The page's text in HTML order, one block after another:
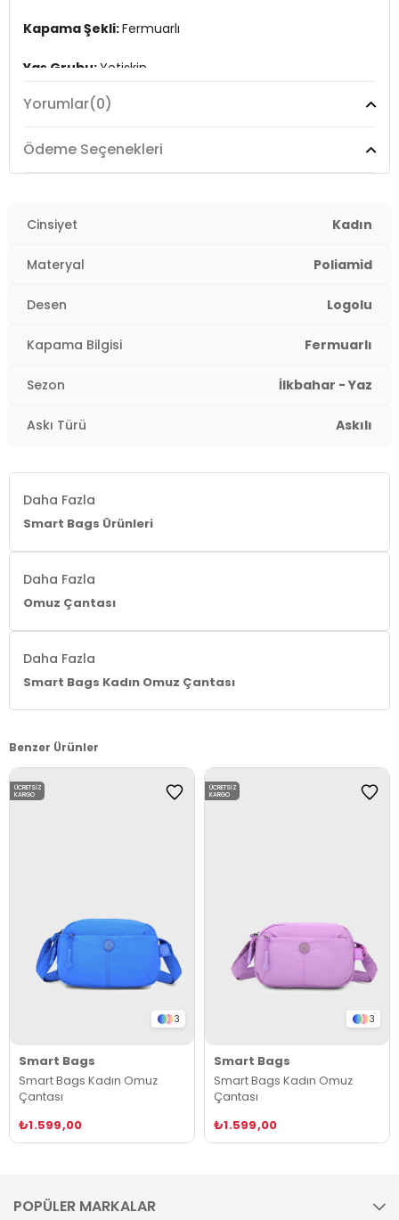
Kapama Şekli:Fermuarlı
Yaş Grubu:Yetişkin
Askı Türü:Sabit saplı , Ayarlanabilir ve Çıkarılabilir Askılı
Menşei: Türkiye
Yorumlar(0)
Ödeme Seçenekleri
Cinsiyet Kadın
Materyal Poliamid
Desen Logolu
Kapama Bilgisi Fermuarlı
Sezon İlkbahar - Yaz
Askı Türü Askılı
Daha Fazla
Smart Bags Ürünleri
Daha Fazla
Omuz Çantası
Daha Fazla
Smart Bags Kadın Omuz Çantası
Benzer Ürünler
3
Smart Bags
Smart Bags Kadın Omuz
Çantası
₺1.599,00
ÜCRETSIZ
KARGO
3
Smart Bags
Smart Bags Kadın Omuz
Çantası
₺1.599,00
ÜCRETSIZ
KARGO
POPÜLER MARKALAR